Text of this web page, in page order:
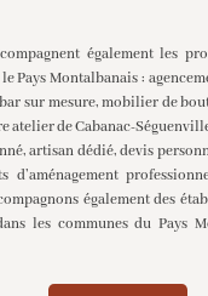
également les
Pays Montalbanais :
sur mesure, mobilier de
atelier de Cabanac-
artisan dédié, devis
d’aménagement
également des
les communes du Pays